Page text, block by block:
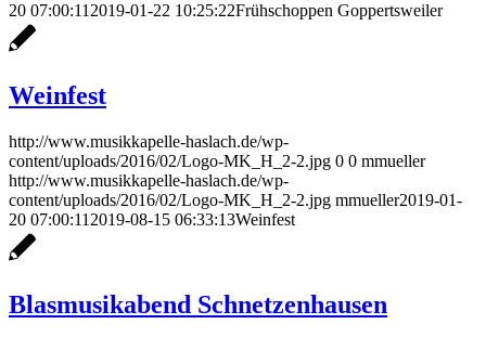
20 07:00:11 2019-01-22 10:25:22Frühschoppen Goppertsweiler
Weinfest
http://www.musikkapelle-haslach.de/wp-
content/uploads/2016/02/Logo-MK_H_2-2.jpg 0 0 mmueller
http://www.musikkapelle-haslach.de/wp-
content/uploads/2016/02/Logo-MK_H_2-2.jpg mmueller2019-01-
20 07:00:11 2019-08-15 06:33:13Weinfest
Blasmusikabend Schnetzenhausen